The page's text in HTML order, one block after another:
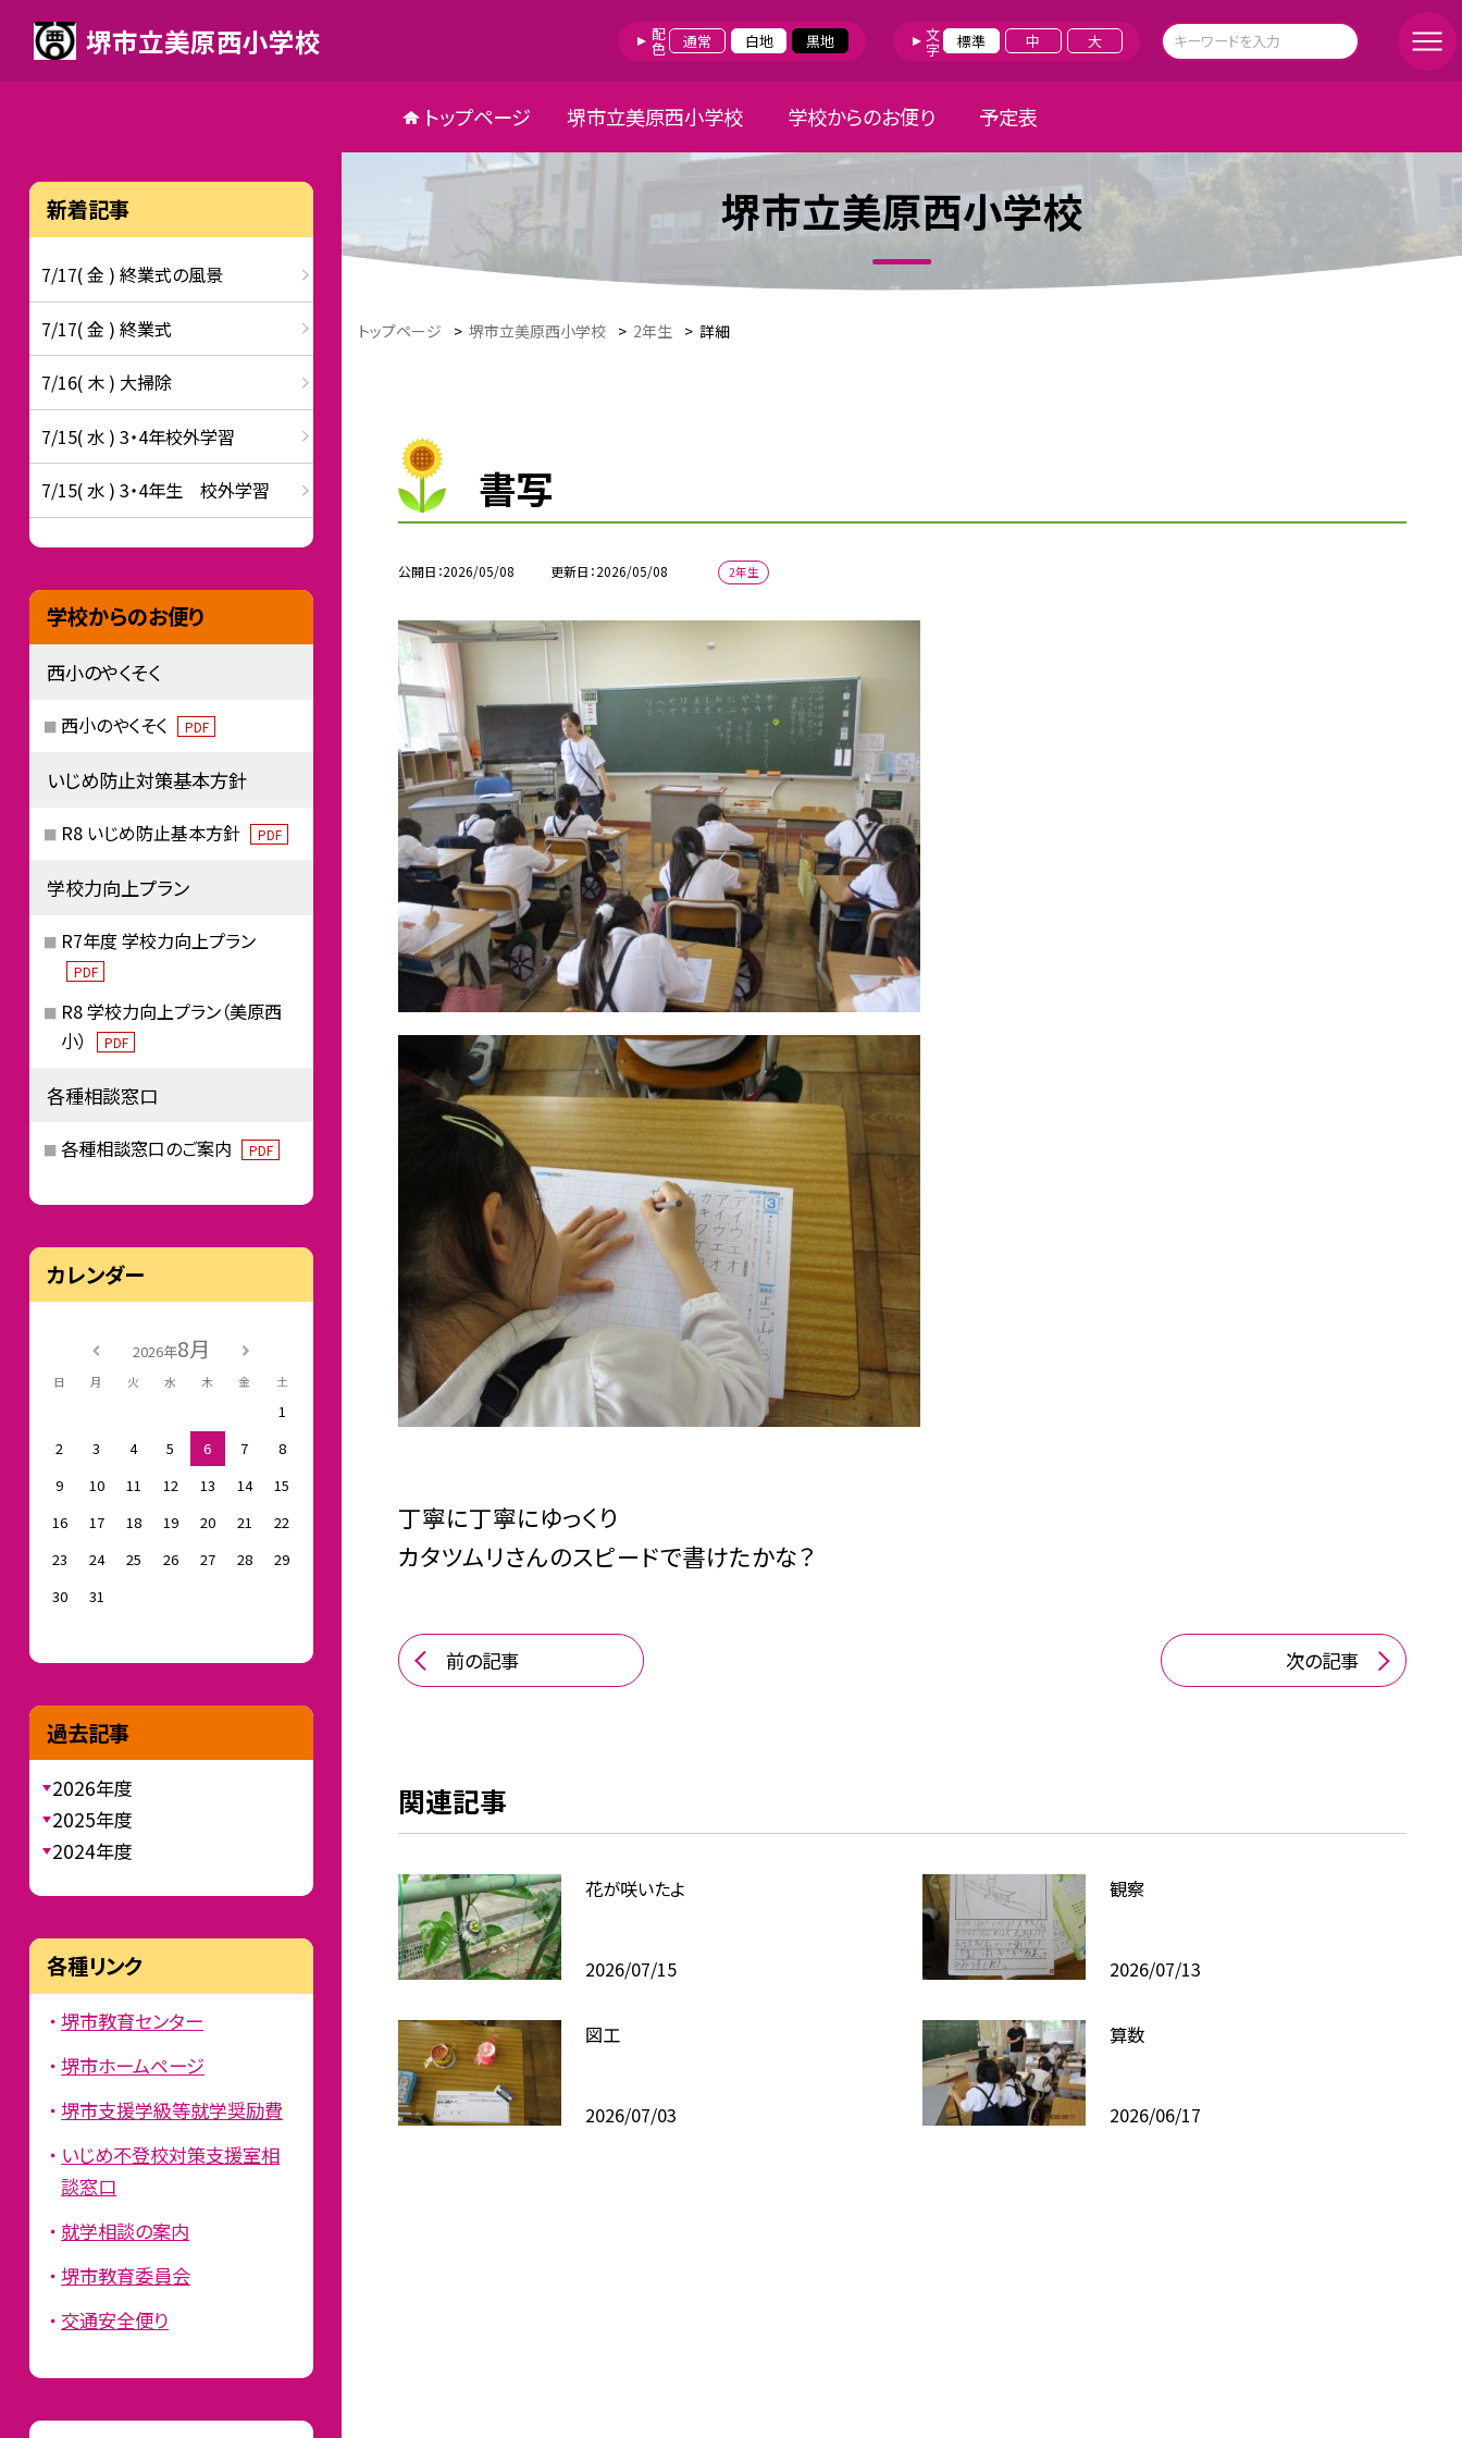
堺市立美原西小学校 配色 通常 白地 黒地 文字 標準 中 大
トップページ 堺市立美原西小学校 学校からのお便り 予定表
堺市立美原西小学校
トップページ > 堺市立美原西小学校 > 2年生 > 詳細
書写
公開日 2026/05/08 更新日 2026/05/08 2年生
丁寧に丁寧にゆっくり
カタツムリさんのスピードで書けたかな？
前の記事 次の記事
関連記事
花が咲いたよ
2026/07/15
観察
2026/07/13
図工
2026/07/03
算数
2026/06/17
新着記事
7/17( 金 ) 終業式の風景
7/17( 金 ) 終業式
7/16( 木 ) 大掃除
7/15( 水 ) 3・4年校外学習
7/15( 水 ) 3・4年生 校外学習
学校からのお便り
西小のやくそく
西小のやくそく PDF
いじめ防止対策基本方針
R8 いじめ防止基本方針 PDF
学校力向上プラン
R7年度 学校力向上プラン
PDF
R8 学校力向上プラン（美原西
小）
PDF
各種相談窓口
各種相談窓口のご案内 PDF
カレンダー
2026年8月
日 月 火 水 木 金 土
1
2
3 4 5 6 7
8
9
10 11 12 13 14
15
16
17 18 19 20 21
22
23
24 25 26 27 28
29
30
31
過去記事
2026年度
2025年度
2024年度
各種リンク
堺市教育センター
堺市ホームページ
堺市支援学級等就学奨励費
いじめ不登校対策支援室相
談窓口
就学相談の案内
堺市教育委員会
交通安全便り